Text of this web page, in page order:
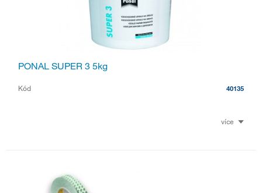
PONAL SUPER 3 5kg
Kód 40135
více